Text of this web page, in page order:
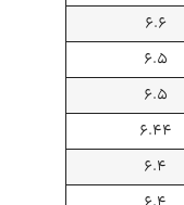
6.6
6.5
6.5
6.44
6.4